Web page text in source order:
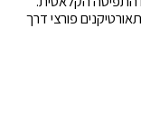
פורצי דרך